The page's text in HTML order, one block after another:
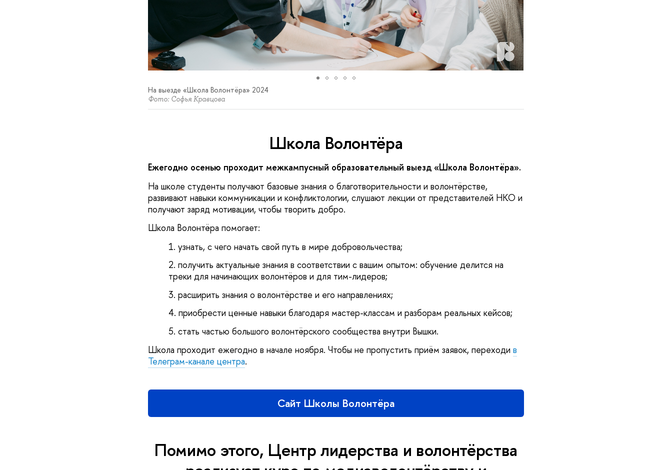
На выезде «Школа Волонтёра» 2024
Фото: Софья Кравцова
Школа Волонтёра
Ежегодно осенью проходит межкампусный образовательный выезд «Школа Волонтёра».
На школе студенты получают базовые знания о благотворительности и волонтёрстве,
развивают навыки коммуникации и конфликтологии, слушают лекции от представителей НКО и
получают заряд мотивации, чтобы творить добро.
Школа Волонтёра помогает:
узнать, с чего начать свой путь в мире добровольчества;
получить актуальные знания в соответствии с вашим опытом: обучение делится на
треки для начинающих волонтёров и для тим-лидеров;
расширить знания о волонтёрстве и его направлениях;
приобрести ценные навыки благодаря мастер-классам и разборам реальных кейсов;
стать частью большого волонтёрского сообщества внутри Вышки.
Школа проходит ежегодно в начале ноября. Чтобы не пропустить приём заявок, переходи в
Телеграм-канале центра.
Сайт Школы Волонтёра
Помимо этого, Центр лидерства и волонтёрства